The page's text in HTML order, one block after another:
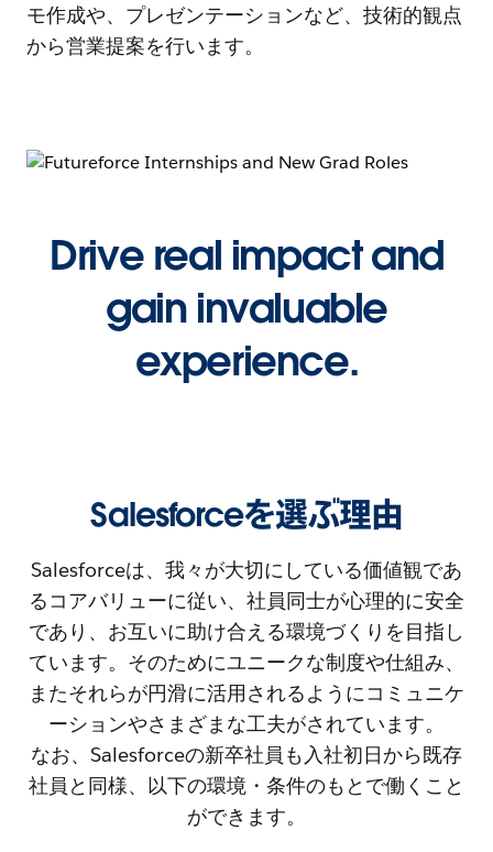
モ作成や、プレゼンテーションなど、技術的観点
から営業提案を行います。
Drive real impact and
gain invaluable
experience.
Salesforceを選ぶ理由
Salesforceは、我々が大切にしている価値観であ
るコアバリューに従い、社員同士が心理的に安全
であり、お互いに助け合える環境づくりを目指し
ています。そのためにユニークな制度や仕組み、
またそれらが円滑に活用されるようにコミュニケ
ーションやさまざまな工夫がされています。
なお、Salesforceの新卒社員も入社初日から既存
社員と同様、以下の環境・条件のもとで働くこと
ができます。